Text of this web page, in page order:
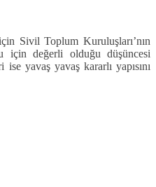
Sivil Toplum Kuruluşları’nın
için değerli olduğu düşüncesi
yavaş yavaş kararlı yapısını